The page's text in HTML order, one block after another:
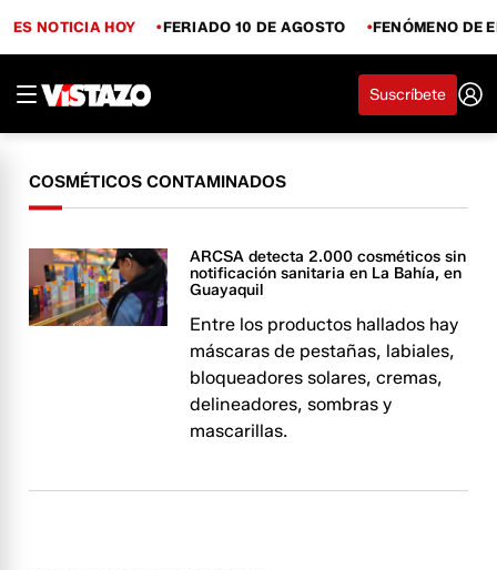
ES NOTICIA HOY FERIADO 10 DE AGOSTO FENÓMENO DE
Suscríbete
COSMÉTICOS CONTAMINADOS
ARCSA detecta 2.000 cosméticos sin
notificación sanitaria en La Bahía, en
Guayaquil
Entre los productos hallados hay
máscaras de pestañas, labiales,
bloqueadores solares, cremas,
delineadores, sombras y
mascarillas.